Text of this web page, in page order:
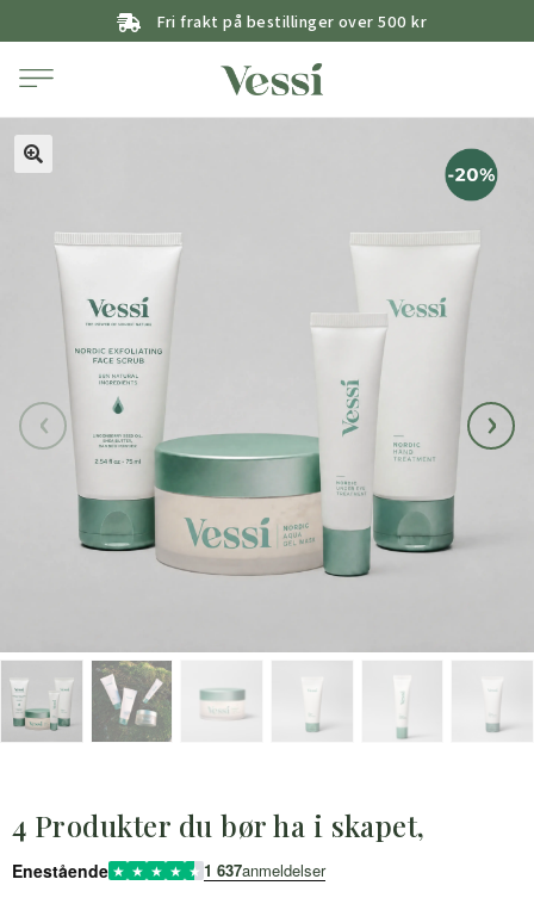
Fri frakt på bestillinger over 500 kr
‹ ›
4 Produkter du bør ha i skapet,
Enestående 1 637anmeldelser